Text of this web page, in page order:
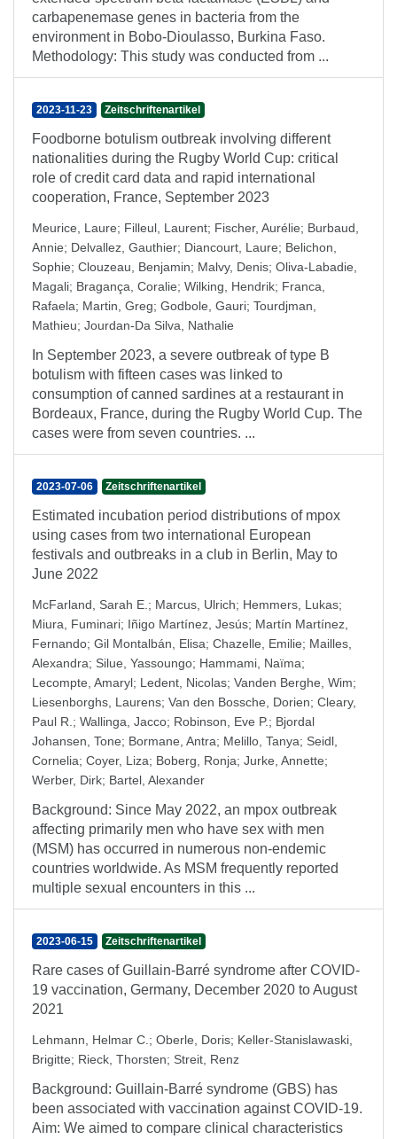
carbapenemase genes in bacteria from the
environment in Bobo-Dioulasso, Burkina Faso.
Methodology: This study was conducted from ...
2023-11-23 Zeitschriftenartikel
Foodborne botulism outbreak involving different
nationalities during the Rugby World Cup: critical
role of credit card data and rapid international
cooperation, France, September 2023
Meurice, Laure; Filleul, Laurent; Fischer, Aurélie; Burbaud,
Annie; Delvallez, Gauthier; Diancourt, Laure; Belichon,
Sophie; Clouzeau, Benjamin; Malvy, Denis; Oliva-Labadie,
Magali; Bragança, Coralie; Wilking, Hendrik; Franca,
Rafaela; Martin, Greg; Godbole, Gauri; Tourdjman,
Mathieu; Jourdan-Da Silva, Nathalie
In September 2023, a severe outbreak of type B
botulism with fifteen cases was linked to
consumption of canned sardines at a restaurant in
Bordeaux, France, during the Rugby World Cup. The
cases were from seven countries. ...
2023-07-06 Zeitschriftenartikel
Estimated incubation period distributions of mpox
using cases from two international European
festivals and outbreaks in a club in Berlin, May to
June 2022
McFarland, Sarah E. ; Marcus, Ulrich; Hemmers, Lukas;
Miura, Fuminari; Iñigo Martínez, Jesús; Martín Martínez,
Fernando; Gil Montalbán, Elisa; Chazelle, Emilie; Mailles,
Alexandra; Silue, Yassoungo; Hammami, Naïma;
Lecompte, Amaryl; Ledent, Nicolas; Vanden Berghe, Wim;
Liesenborghs, Laurens; Van den Bossche, Dorien; Cleary,
Paul R. ; Wallinga, Jacco; Robinson, Eve P.; Bjordal
Johansen, Tone; Bormane, Antra; Melillo, Tanya; Seidl,
Cornelia; Coyer, Liza; Boberg, Ronja; Jurke, Annette;
Werber, Dirk; Bartel, Alexander
Background: Since May 2022, an mpox outbreak
affecting primarily men who have sex with men
(MSM) has occurred in numerous non-endemic
countries worldwide. As MSM frequently reported
multiple sexual encounters in this ...
2023-06-15 Zeitschriftenartikel
Rare cases of Guillain-Barré syndrome after COVID-
19 vaccination, Germany, December 2020 to August
2021
Lehmann, Helmar C. ; Oberle, Doris; Keller-Stanislawaski,
Brigitte; Rieck, Thorsten; Streit, Renz
Background: Guillain-Barré syndrome (GBS) has
been associated with vaccination against COVID-19.
Aim: We aimed to compare clinical characteristics